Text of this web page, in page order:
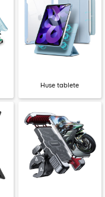
Huse tablete